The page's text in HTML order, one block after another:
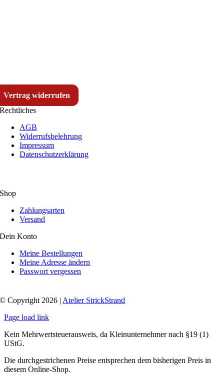
Vertrag widerrufen
Rechtliches
AGB
Widerrufsbelehrung
Impressum
Datenschutzerklärung
Shop
Zahlungsarten
Versand
Dein Konto
Meine Bestellungen
Meine Adresse ändern
Passwort vergessen
© Copyright 2026 | Atelier StrickStrand
Page load link
Kein Mehrwertsteuerausweis, da Kleinunternehmer nach §19 (1)
UStG.
Die durchgestrichenen Preise entsprechen dem bisherigen Preis in
diesem Online-Shop.